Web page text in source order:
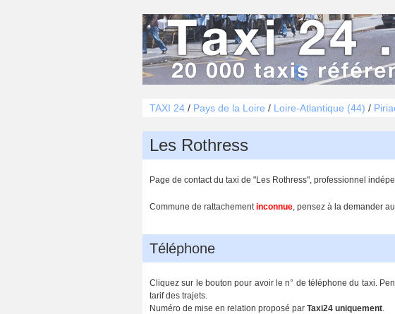
TAXI 24 / Pays de la Loire / Loire-Atlantique (44) /
Les Rothress
Page de contact du taxi de "Les Rothress", professionnel
Commune de rattachementinconnue, pensez à la demander
Téléphone
Cliquez sur le bouton pour avoir le n° de téléphone du taxi.
tarif des trajets.
Numéro de mise en relation proposé par Taxi24 uniquement.